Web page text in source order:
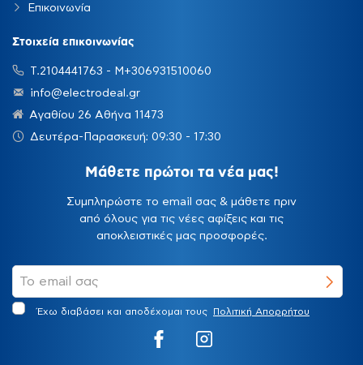
Επικοινωνία
Στοιχεία επικοινωνίας
Τ.2104441763 - Μ+306931510060
info@electrodeal.gr
Αγαθίου 26 Αθήνα 11473
Δευτέρα-Παρασκευή: 09:30 - 17:30
Μάθετε πρώτοι τα νέα μας!
Συμπληρώστε το email σας & μάθετε πριν
από όλους για τις νέες αφίξεις και τις
αποκλειστικές μας προσφορές.
Έχω διαβάσει και αποδέχομαι τους Πολιτική Απορρήτου